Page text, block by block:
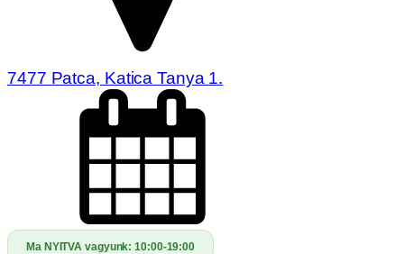
7477 Patca, Katica Tanya 1.
Ma NYITVA vagyunk:10:00-19:00